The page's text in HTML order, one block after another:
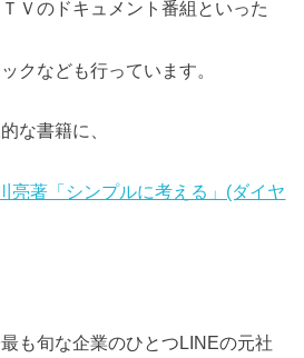
Ｖのドキュメント番組といった
クなども行っています。
な書籍に、
亮著「シンプルに考える」(ダイヤ
も旬な企業のひとつLINEの元社